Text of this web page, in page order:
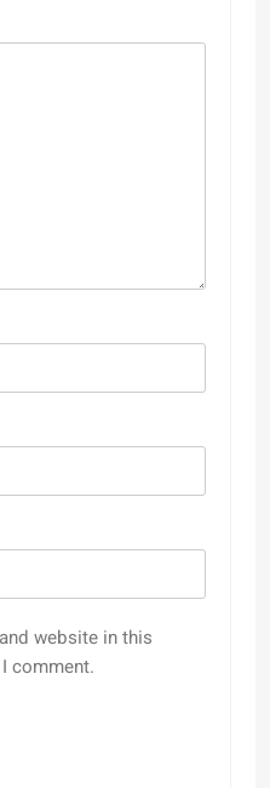
website in this
comment.